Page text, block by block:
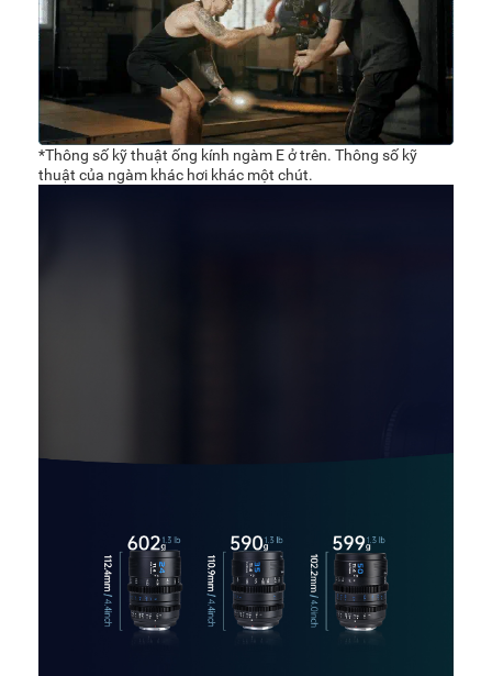
*Thông số kỹ thuật ống kính ngàm E ở trên. Thông số kỹ
thuật của ngàm khác hơi khác một chút.